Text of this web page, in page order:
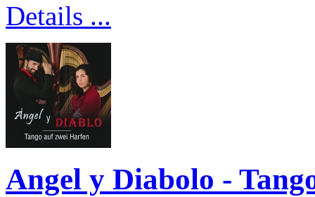
Details ...
Angel y Diabolo -